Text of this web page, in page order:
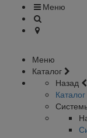
Меню
Меню
Каталог
Назад
Каталог